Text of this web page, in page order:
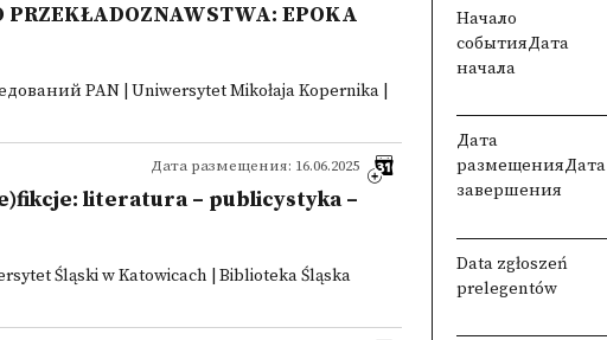
PRZEKŁADOZNAWSTWA: EPOKA
PAN | Uniwersytet Mikołaja Kopernika |
Дата размещения: 16.06.2025
literatura – publicystyka –
Śląski w Katowicach | Biblioteka Śląska
Начало
событияДата
начала
Дата
размещенияДата
завершения
Data zgłoszeń
prelegentów